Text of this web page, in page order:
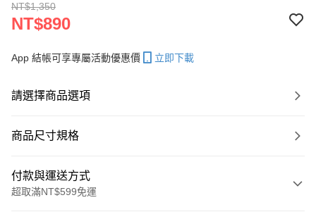
NT$1,350
NT$890
App 結帳可享專屬活動優惠價 立即下載
請選擇商品選項
商品尺寸規格
付款與運送方式
超取滿NT$599免運